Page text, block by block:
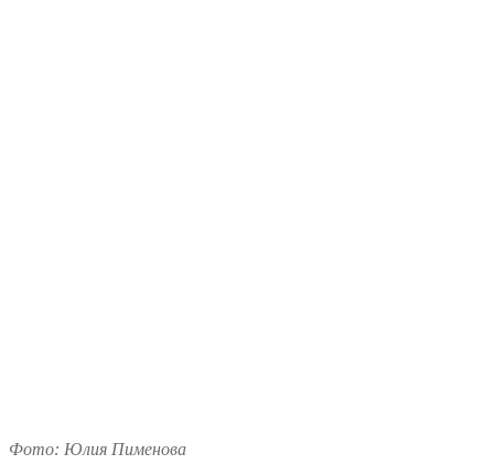
Фото: Юлия Пименова